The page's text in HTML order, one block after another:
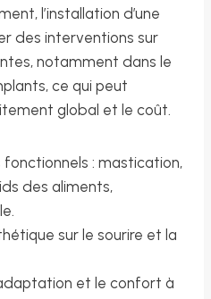
l’installation d’une
des interventions sur
notamment dans le
ce qui peut
global et le coût.
: mastication,
des aliments,
sur le sourire et la
et le confort à